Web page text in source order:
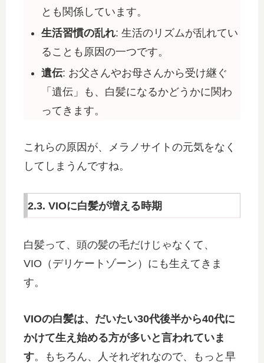
とも関係しています。
生活習慣の乱れ: 生活のリズムが乱れてい
ることも原因の一つです。
遺伝: お父さんやお母さんから受け継ぐ
「遺伝」も、白髪になるかどうかに関わ
ってきます。
これらの原因が、メラノサイトの元気をなく
してしまうんですね。
2.3. VIOに白髪が増える時期
白髪って、頭の髪の毛だけじゃなくて、
VIO（デリケートゾーン）にも生えてきま
す。
VIOの白髪は、だいたい30代後半から40代に
かけて生え始める方が多いと言われていま
す。もちろん、人それぞれなので、もっと早